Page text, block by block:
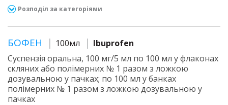
Розподіл за категоріями
БОФЕН 100мл
Ibuprofen
Суспензія оральна, 100 мг/5 мл по 100 мл у флаконах
скляних або полімерних № 1 разом з ложкою
дозувальною у пачках; по 100 мл у банках
полімерних № 1 разом з ложкою дозувальною у
пачках